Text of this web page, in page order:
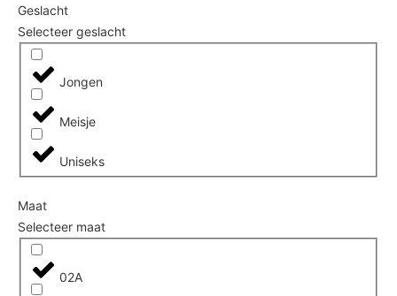
Geslacht
Selecteer geslacht
Jongen
Meisje
Uniseks
Maat
Selecteer maat
02A